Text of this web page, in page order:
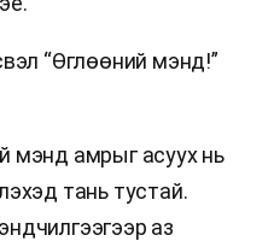
“Өглөөний мэнд!”
мэнд амрыг асуух нь
тань тустай.
аз